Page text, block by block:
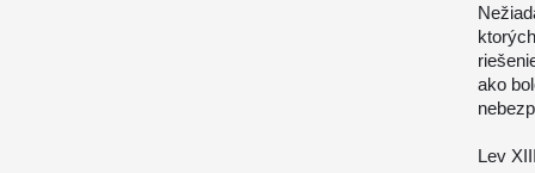
ako
Lev